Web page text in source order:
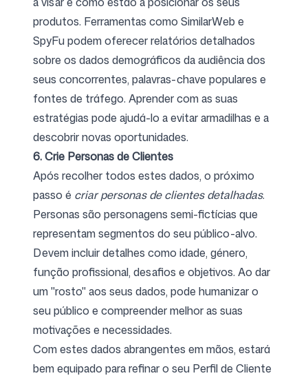
produtos. Ferramentas como SimilarWeb e
SpyFu podem oferecer relatórios detalhados
sobre os dados demográficos da audiência dos
seus concorrentes, palavras-chave populares e
fontes de tráfego. Aprender com as suas
estratégias pode ajudá-lo a evitar armadilhas e a
descobrir novas oportunidades.
6. Crie Personas de Clientes
Após recolher todos estes dados, o próximo
passo é criar personas de clientes detalhadas.
Personas são personagens semi-fictícias que
representam segmentos do seu público-alvo.
Devem incluir detalhes como idade, género,
função profissional, desafios e objetivos. Ao dar
um "rosto" aos seus dados, pode humanizar o
seu público e compreender melhor as suas
motivações e necessidades.
Com estes dados abrangentes em mãos, estará
bem equipado para refinar o seu Perfil de Cliente